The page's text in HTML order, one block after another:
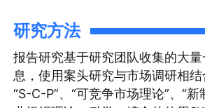
研究方法
报告研究基于研究团队收集的大
息，使用案头研究与市场调研相
“S-C-P”、“可竞争市场理论”、“